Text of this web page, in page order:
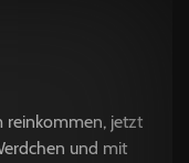
reinkommen, jetzt
und mit